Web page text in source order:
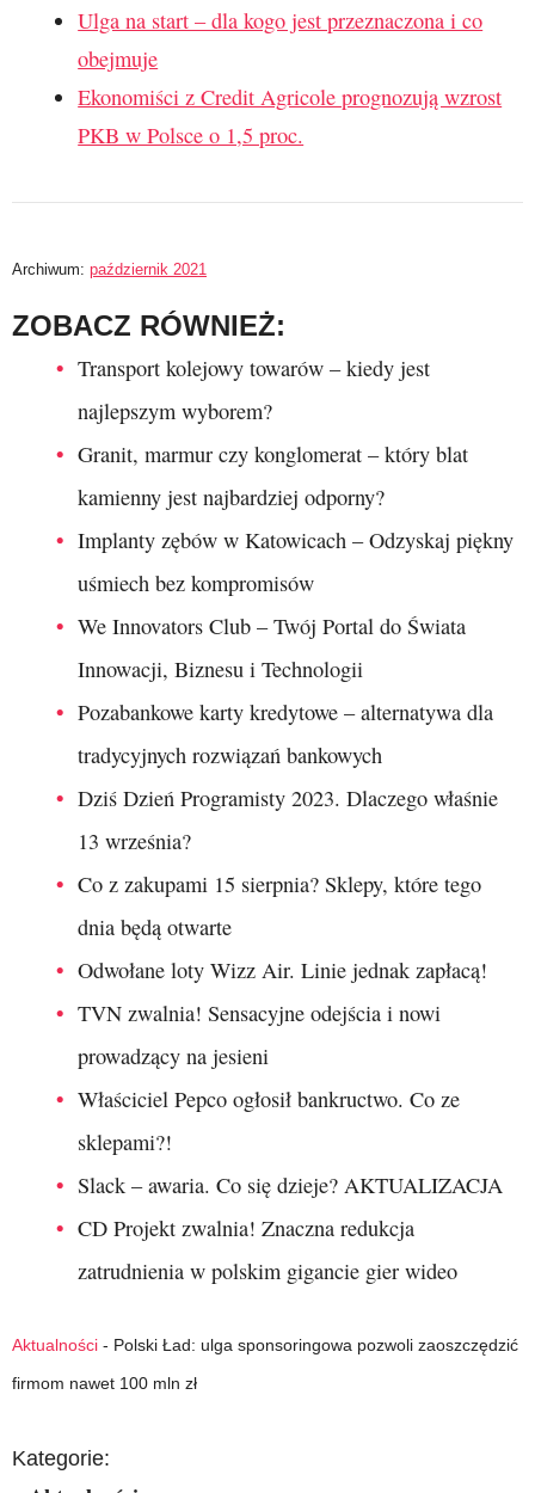
Ulga na start – dla kogo jest przeznaczona i co
obejmuje
Ekonomiści z Credit Agricole prognozują wzrost
PKB w Polsce o 1,5 proc.
Archiwum: październik 2021
ZOBACZ RÓWNIEŻ:
Transport kolejowy towarów – kiedy jest
najlepszym wyborem?
Granit, marmur czy konglomerat – który blat
kamienny jest najbardziej odporny?
Implanty zębów w Katowicach – Odzyskaj piękny
uśmiech bez kompromisów
We Innovators Club – Twój Portal do Świata
Innowacji, Biznesu i Technologii
Pozabankowe karty kredytowe – alternatywa dla
tradycyjnych rozwiązań bankowych
Dziś Dzień Programisty 2023. Dlaczego właśnie
13 września?
Co z zakupami 15 sierpnia? Sklepy, które tego
dnia będą otwarte
Odwołane loty Wizz Air. Linie jednak zapłacą!
TVN zwalnia! Sensacyjne odejścia i nowi
prowadzący na jesieni
Właściciel Pepco ogłosił bankructwo. Co ze
sklepami?!
Slack – awaria. Co się dzieje? AKTUALIZACJA
CD Projekt zwalnia! Znaczna redukcja
zatrudnienia w polskim gigancie gier wideo
Aktualności - Polski Ład: ulga sponsoringowa pozwoli zaoszczędzić
firmom nawet 100 mln zł
Kategorie: